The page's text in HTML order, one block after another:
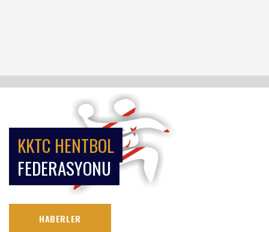
KKTC HENTBOL
FEDERASYONU
HABERLER